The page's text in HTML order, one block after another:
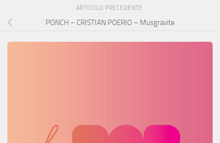
ARTICOLO PRECEDENTE
PONCH – CRISTIAN POERIO – Musgravite